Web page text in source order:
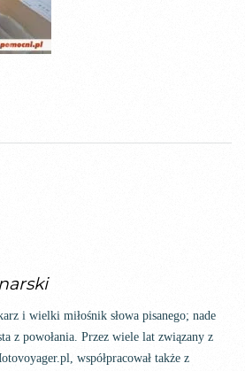
i wielki miłośnik słowa pisanego; nade
z powołania. Przez wiele lat związany z
współpracował także z